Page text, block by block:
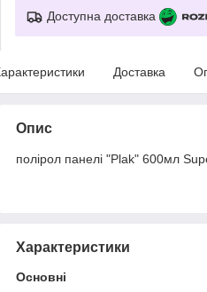
Доступна доставка
Доставка
Опис
полірол панелі "Plak" 600мл
Характеристики
Основні